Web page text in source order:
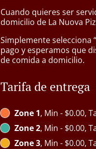
Cuando quieres ser
domicilio de La Nuova
Simplemente selecciona
pago y esperamos que
de comida a domicilio.
Tarifa de entrega
Zone 1, Min - $0.00,
Zone 2, Min - $0.00,
Zone 3, Min - $0.00,